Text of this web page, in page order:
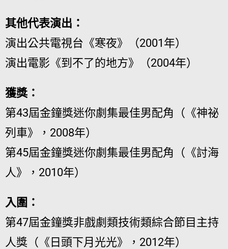
其他代表演出：
演出公共電視台《寒夜》（2001年）
演出電影《到不了的地方》（2004年）
獲獎：
第43屆金鐘獎迷你劇集最佳男配角（《神祕
列車》，2008年）
第45屆金鐘獎迷你劇集最佳男配角（《討海
人》，2010年）
入圍：
第47屆金鐘獎非戲劇類技術類綜合節目主持
人獎（《日頭下月光光》，2012年）